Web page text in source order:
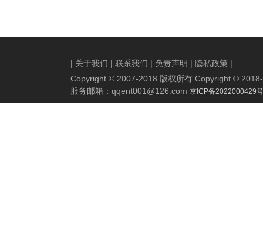
| 关于我们 | 联系我们 | 免责声明 | 隐私政策 |
Copyright © 2007-2018 版权所有 Copyright ©
服务邮箱： qqent001@126.com 京ICP备2022000429